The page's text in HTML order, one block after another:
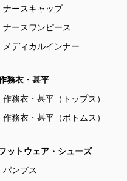
ナースキャップ
ナースワンピース
メディカルインナー
務衣・甚平
作務衣・甚平（トップス）
作務衣・甚平（ボトムス）
ットウェア・シューズ
パンプス